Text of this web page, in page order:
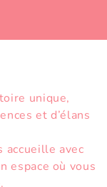
unique,
et d’élans
accueille avec
espace où vous